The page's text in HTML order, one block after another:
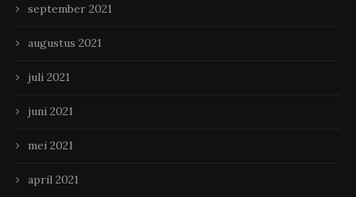
september 2021
augustus 2021
juli 2021
juni 2021
mei 2021
april 2021